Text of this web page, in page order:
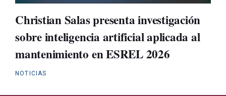
Christian Salas presenta investigación
sobre inteligencia artificial aplicada al
mantenimiento en ESREL 2026
NOTICIAS